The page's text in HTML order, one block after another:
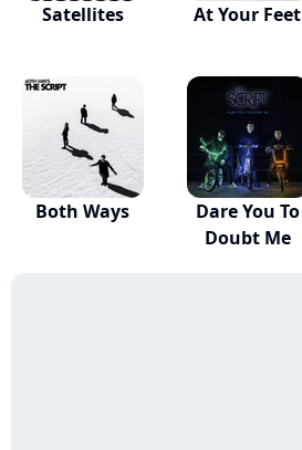
Satellites At Your Feet
Both Ways
Dare You To
Doubt Me